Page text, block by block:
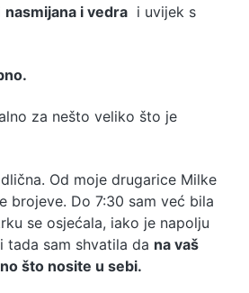
nasmijana i vedra i uvijek s
za nešto veliko što je
Od moje drugarice Milke
brojeve. Do 7:30 sam već bila
se osjećala, iako je napolju
tada sam shvatila da na vaš
što nosite u sebi.